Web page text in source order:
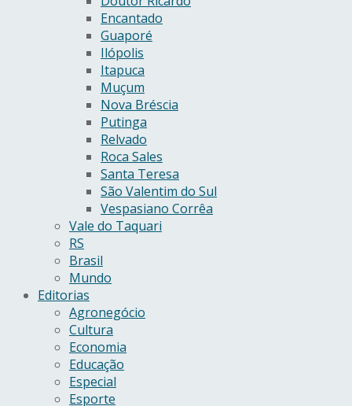
Encantado
Guaporé
Ilópolis
Itapuca
Muçum
Nova Bréscia
Putinga
Relvado
Roca Sales
Santa Teresa
São Valentim do Sul
Vespasiano Corrêa
Vale do Taquari
RS
Brasil
Mundo
Editorias
Agronegócio
Cultura
Economia
Educação
Especial
Esporte